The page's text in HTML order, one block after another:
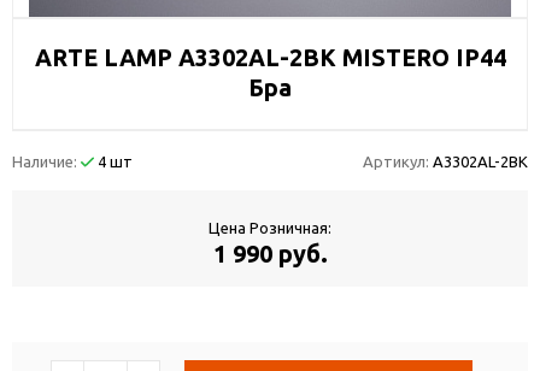
ARTE LAMP A3302AL-2BK MISTERO IP44
Бра
Наличие: 4 шт Артикул: A3302AL-2BK
Цена Розничная:
1 990 руб.